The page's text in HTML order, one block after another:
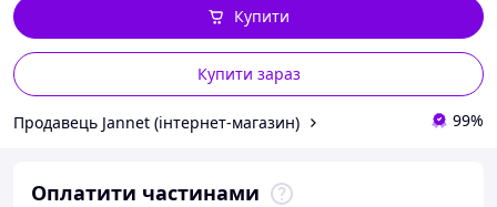
Купити зараз
Купити
Продавець Jannet (інтернет-магазин) 99%
Оплатити частинами